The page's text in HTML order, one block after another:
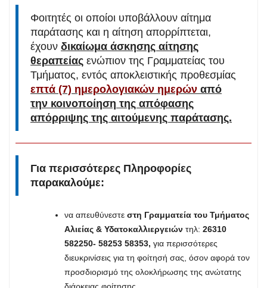
Φοιτητές οι οποίοι υποβάλλουν αίτημα
παράτασης και η αίτηση απορρίπτεται,
έχουν δικαίωμα άσκησης αίτησης
θεραπείας ενώπιον της Γραμματείας του
Τμήματος, εντός αποκλειστικής προθεσμίας
επτά (7) ημερολογιακών ημερών από
την κοινοποίηση της απόφασης
απόρριψης της αιτούμενης παράτασης.
Για περισσότερες Πληροφορίες
παρακαλούμε:
να απευθύνεστε στη Γραμματεία του Τμήματος
Αλιείας & Υδατοκαλλιεργειών τηλ: 26310
582250- 58253 58353, για περισσότερες
διευκρινίσεις για τη φοίτησή σας, όσον αφορά τον
προσδιορισμό της ολοκλήρωσης της ανώτατης